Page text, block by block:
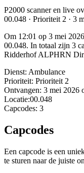
P2000 scanner en live
00.048 · Prioriteit 2 · 3
Om 12:01 op 3 mei
00.048. In totaal zijn 3
Ridderhof ALPHRN
Dienst: Ambulance
Prioriteit: Prioriteit 2
Ontvangen: 3 mei 2026
Locatie:00.048
Capcodes: 3
Capcodes
Een capcode is een
te sturen naar de juiste